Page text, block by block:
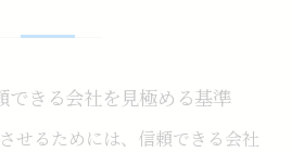
できる会社を見極める基準
せるためには、信頼できる会社